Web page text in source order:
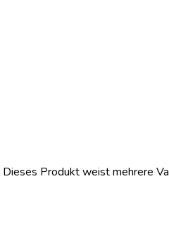
Dieses Produkt weist mehrere